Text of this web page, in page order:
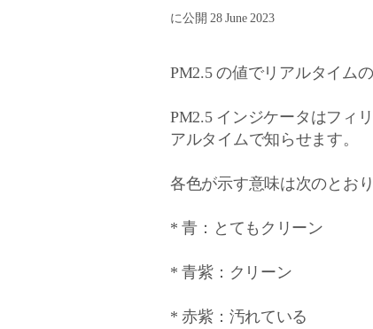
に公開 28 June 2023
PM2.5 の値でリアルタイム
PM2.5 インジケータはフィ
アルタイムで知らせます。
各色が示す意味は次のとおり
* 青：とてもクリーン
* 青紫：クリーン
* 赤紫：汚れている